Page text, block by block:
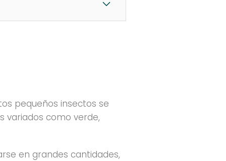
pequeños insectos se
variados como verde,
en grandes cantidades,